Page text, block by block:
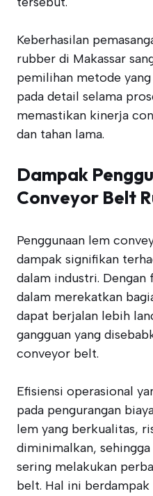
Keberhasilan
rubber di Makassar
pemilihan metode
pada detail selama
memastikan kinerja
dan tahan lama.
Dampak
Conveyor Belt
Penggunaan lem
dampak signifikan
dalam industri. Dengan
dalam merekatkan
dapat berjalan lebih
gangguan yang
conveyor belt.
Efisiensi operasional
pada pengurangan
lem yang berkualitas,
diminimalkan,
sering melakukan
belt. Hal ini